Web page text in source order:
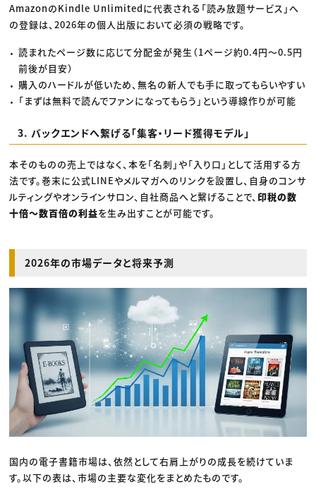
AmazonのKindle Unlimitedに代表される「読み放題サービス」へ
の登録は、2026年の個人出版において必須の戦略です。
読まれたページ数に応じて分配金が発生（1ページ約0.4円〜0.5円
前後が目安）
購入のハードルが低いため、無名の新人でも手に取ってもらいやすい
「まずは無料で読んでファンになってもらう」という導線作りが可能
3. バックエンドへ繋げる「集客・リード獲得モデル」
本そのものの売上ではなく、本を「名刺」や「入り口」として活用する方
法です。巻末に公式LINEやメルマガへのリンクを設置し、自身のコンサ
ルティングやオンラインサロン、自社商品へと繋げることで、 印税の数
十倍〜数百倍の利益を生み出すことが可能です。
2026年の市場データと将来予測
国内の電子書籍市場は、依然として右肩上がりの成長を続けていま
す。以下の表は、市場の主要な変化をまとめたものです。